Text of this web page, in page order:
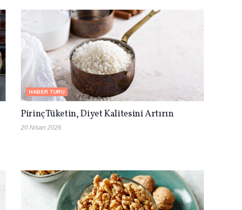
HABER TURU
Pirinç Tüketin, Diyet Kalitesini Artırın
20 Nisan 2026